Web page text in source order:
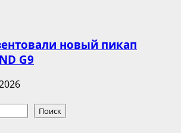
новый пикап
G9
Поиск